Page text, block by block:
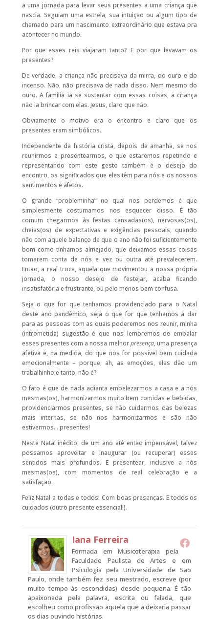
a uma jornada para levar seus presentes a uma criança que
nascia. Seguiam uma estrela, sua intuição ou algum tipo de
chamado para um nascimento extraordinário que estava pra
acontecer no mundo.
Por que esses reis viajaram tanto? E por que levavam os
presentes?
De verdade, a criança não precisava da mirra, do ouro e do
incenso. Não, não precisava de nada disso. Nem mesmo do
ouro. A família ia se sustentar com essas coisas, a criança
não ia brincar com elas. Jesus, claro que não.
Obviamente o motivo era o encontro e claro que os
presentes eram simbólicos.
Independente da história cristã, depois de amanhã, se nos
reunirmos e presentearmos, o que estaremos repetindo e
representando com este gesto também é o desejo do
encontro, os significados que eles têm para nós e os nossos
sentimentos e afetos.
O grande “probleminha” no qual nos perdemos é que
simplesmente costumamos nos esquecer disso. É tão
comum chegarmos às festas cansadas(os), nervosas(os),
cheias(os) de expectativas e exigências pessoais, quando
não com aquele balanço de que o ano não foi suficientemente
bom como tínhamos almejado, que deixamos essas coisas
tomarem conta de nós e vez ou outra até prevalecerem.
Então, a real troca, aquela que movimentou a nossa própria
jornada, o nosso desejo de festejar, acaba ficando
insatisfatória e frustrante, ou pelo menos bem confusa.
Seja o que for que tenhamos providenciado para o Natal
deste ano pandêmico, seja o que for que tenhamos a dar
para as pessoas com as quais poderemos nos reunir, minha
(intrometida) sugestão é que nos lembremos de embalar
esses presentes com a nossa melhorpresença, uma presença
afetiva e, na medida, do que nos for possível bem cuidada
emocionalmente – porque, ah, as emoções, elas dão um
trabalhinho e tanto, não é?
O fato é que de nada adianta embelezarmos a casa e a nós
mesmas(os), harmonizarmos muito bem comidas e bebidas,
providenciarmos presentes, se não cuidarmos das belezas
mais internas, se não nos harmonizarmos e são não
estivermos… presentes!
Neste Natal inédito, de um ano até então impensável, talvez
possamos aproveitar e inaugurar (ou recuperar) esses
sentidos mais profundos. E presentear, inclusive a nós
mesmas(os), com momentos de real celebração e a
satisfação.
Feliz Natal a todas e todos! Com boas presenças. E todos os
cuidados (outro presente essencial!).
Iana Ferreira
Formada em Musicoterapia pela
Faculdade Paulista de Artes e em
Psicologia pela Universidade de São
Paulo, onde também fez seu mestrado, escreve (por
muito tempo às escondidas) desde pequena. É tão
apaixonada pela palavra, escrita ou falada, que
escolheu como profissão aquela que a deixaria passar
os dias ouvindo histórias.